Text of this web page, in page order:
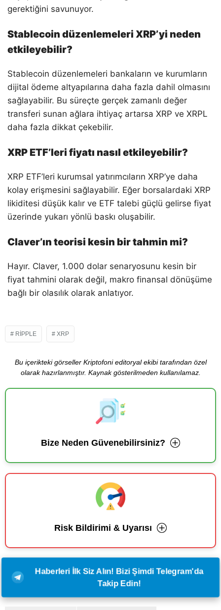
gerektiğini savunuyor.
Stablecoin düzenlemeleri XRP’yi neden
etkileyebilir?
Stablecoin düzenlemeleri bankaların ve kurumların
dijital ödeme altyapılarına daha fazla dahil olmasını
sağlayabilir. Bu süreçte gerçek zamanlı değer
transferi sunan ağlara ihtiyaç artarsa XRP ve XRPL
daha fazla dikkat çekebilir.
XRP ETF’leri fiyatı nasıl etkileyebilir?
XRP ETF’leri kurumsal yatırımcıların XRP’ye daha
kolay erişmesini sağlayabilir. Eğer borsalardaki XRP
likiditesi düşük kalır ve ETF talebi güçlü gelirse fiyat
üzerinde yukarı yönlü baskı oluşabilir.
Claver’ın teorisi kesin bir tahmin mi?
Hayır. Claver, 1.000 dolar senaryosunu kesin bir
fiyat tahmini olarak değil, makro finansal dönüşüme
bağlı bir olasılık olarak anlatıyor.
RIPPLE XRP
Bu içerikteki görseller Kriptofoni editoryal ekibi tarafından özel
olarak hazırlanmıştır. Kaynak gösterilmeden kullanılamaz.
Bize Neden Güvenebilirsiniz?
Risk Bildirimi & Uyarısı
Haberleri İlk Siz Alın! Bizi Şimdi Telegram'da
Takip Edin!